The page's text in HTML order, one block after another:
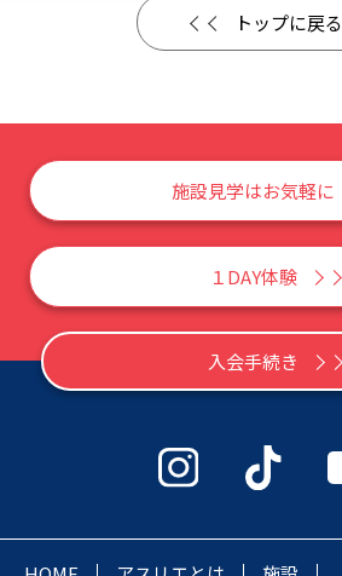
トップに戻る
施設見学はお気軽に
１DAY体験
入会手続き